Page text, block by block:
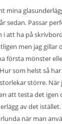
mina
sedan. Passar
i att ha på
men jag gillar
första mönster
som helst så
större.
att testa det igen
av det
när man